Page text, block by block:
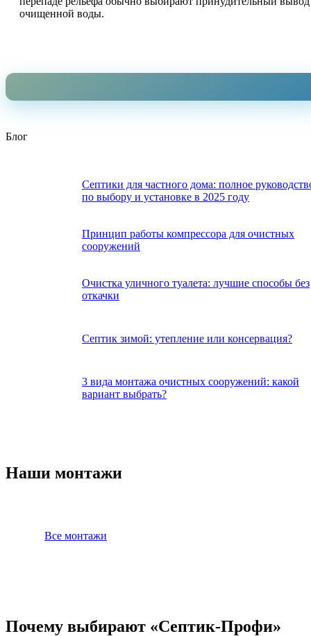
очищенной воды.
Блог
Септики для частного дома: полное
по выбору и установке в 2025 году
Принцип работы компрессора для очистных
сооружений
Очистка уличного туалета: лучшие способы без
откачки
Септик зимой: утепление или консервация?
3 вида монтажа очистных сооружений: какой
вариант выбрать?
Наши монтажи
Все монтажи
Почему выбирают «Септик-Профи»